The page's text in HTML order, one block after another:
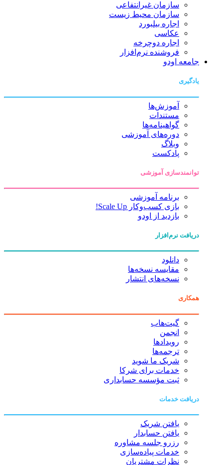
سازمان غیرانتفاعی
سازمان محیط زیست
اجاره بیلبورد
عکاسی
اجاره دوچرخه
فروشنده نرم‌افزار
جامعه اودو
یادگیری
آموزش‌ها
مستندات
گواهینامه‌ها
دوره‌های آموزشی
وبلاگ
پادکست
توانمندسازی آموزشی
برنامه آموزشی
بازی کسب‌وکار Scale Up!
بازدید از اودو
دریافت نرم‌افزار
دانلود
مقایسه نسخه‌ها
نسخه‌های انتشار
همکاری
گیت‌هاب
انجمن
رویدادها
ترجمه‌ها
شریک ما شوید
خدمات برای شرکا
ثبت مؤسسه حسابداری
دریافت خدمات
یافتن شریک
یافتن حسابدار
رزرو جلسه مشاوره
خدمات پیاده‌سازی
نظرات مشتریان